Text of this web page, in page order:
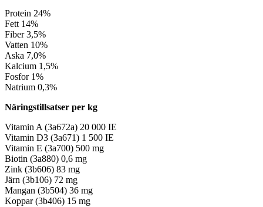
Protein 24%
Fett 14%
Fiber 3,5%
Vatten 10%
Aska 7,0%
Kalcium 1,5%
Fosfor 1%
Natrium 0,3%
Näringstillsatser per kg
Vitamin A (3a672a) 20 000 IE
Vitamin D3 (3a671) 1 500 IE
Vitamin E (3a700) 500 mg
Biotin (3a880) 0,6 mg
Zink (3b606) 83 mg
Järn (3b106) 72 mg
Mangan (3b504) 36 mg
Koppar (3b406) 15 mg